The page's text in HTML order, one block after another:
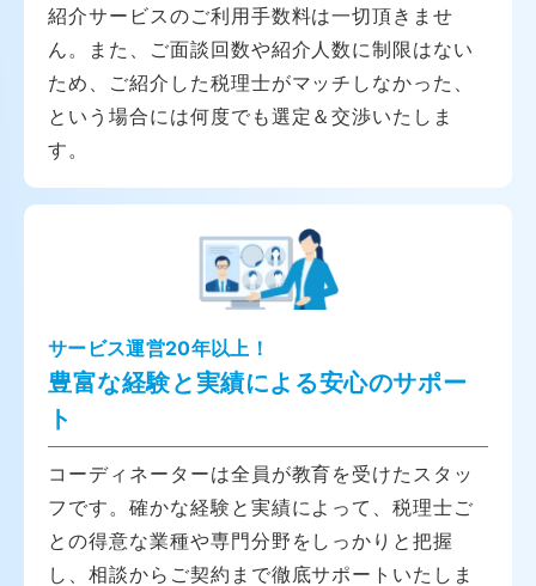
紹介サービスのご利用手数料は一切頂きませ
ん。また、ご面談回数や紹介人数に制限はない
ため、ご紹介した税理士がマッチしなかった、
という場合には何度でも選定＆交渉いたしま
す。
サービス運営20年以上！
豊富な経験と実績による安心のサポー
ト
コーディネーターは全員が教育を受けたスタッ
フです。確かな経験と実績によって、税理士ご
との得意な業種や専門分野をしっかりと把握
し、相談からご契約まで徹底サポートいたしま